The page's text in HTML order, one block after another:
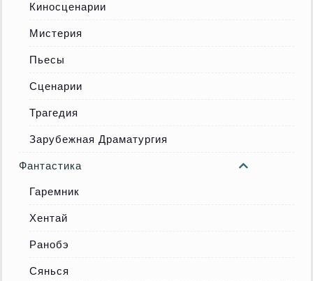
Киносценарии
Мистерия
Пьесы
Сценарии
Трагедия
Зарубежная Драматургия
Фантастика
Гаремник
Хентай
Ранобэ
Сянься